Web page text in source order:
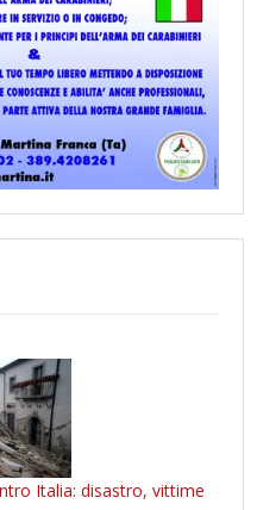
Italia: disastro, vittime